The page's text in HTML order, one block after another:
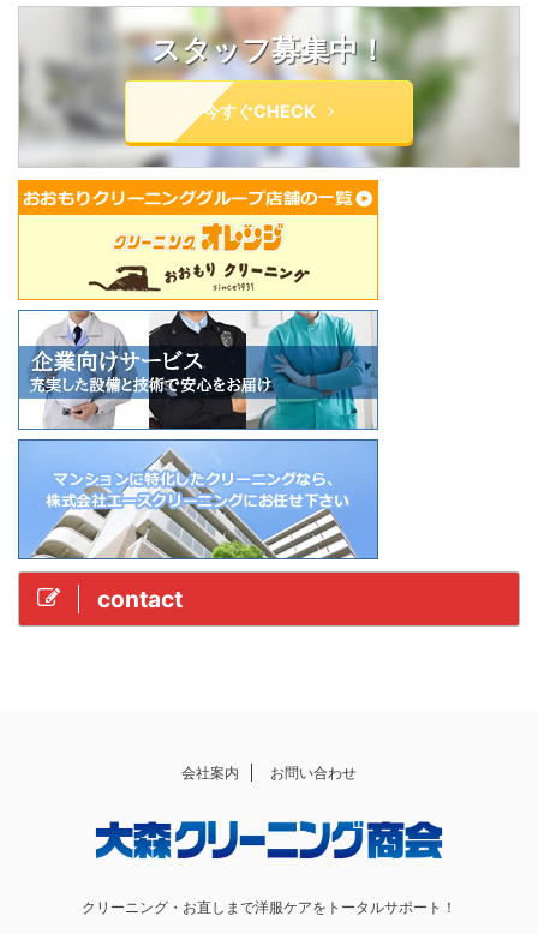
スタッフ募集中！
今すぐCHECK
contact
会社案内 お問い合わせ
クリーニング・お直しまで洋服ケアをトータルサポート！